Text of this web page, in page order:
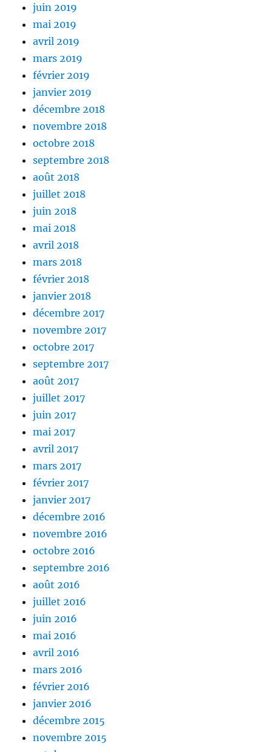
juin 2019
mai 2019
avril 2019
mars 2019
février 2019
janvier 2019
décembre 2018
novembre 2018
octobre 2018
septembre 2018
août 2018
juillet 2018
juin 2018
mai 2018
avril 2018
mars 2018
février 2018
janvier 2018
décembre 2017
novembre 2017
octobre 2017
septembre 2017
août 2017
juillet 2017
juin 2017
mai 2017
avril 2017
mars 2017
février 2017
janvier 2017
décembre 2016
novembre 2016
octobre 2016
septembre 2016
août 2016
juillet 2016
juin 2016
mai 2016
avril 2016
mars 2016
février 2016
janvier 2016
décembre 2015
novembre 2015